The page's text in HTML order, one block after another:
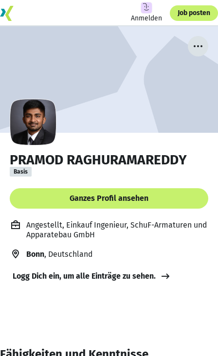
Anmelden
Job posten
PRAMOD RAGHURAMAREDDY
Basis
Ganzes Profil ansehen
Angestellt, Einkauf Ingenieur, SchuF-Armaturen und
Apparatebau GmbH
Bonn, Deutschland
Logg Dich ein, um alle Einträge zu sehen.